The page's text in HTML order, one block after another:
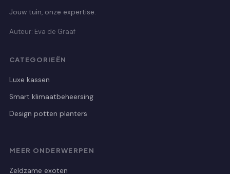
Jouw tuin, onze expertise.
Auteur: Eva de Graaf
CATEGORIEËN
Luxe kassen
Smart klimaatbeheersing
Design potten planters
MEER ONDERWERPEN
Zeldzame exoten